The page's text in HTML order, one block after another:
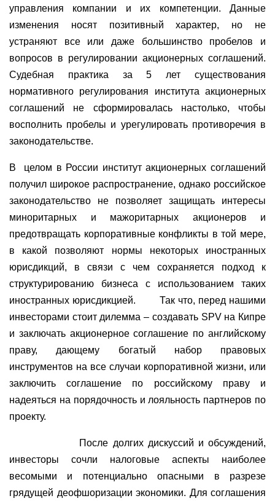
управления компании и их компетенции. Данные
изменения носят позитивный характер, но не
устраняют все или даже большинство пробелов и
вопросов в регулировании акционерных соглашений.
Судебная практика за 5 лет существования
нормативного регулирования института акционерных
соглашений не сформировалась настолько, чтобы
восполнить пробелы и урегулировать противоречия в
законодательстве.
В
целом в России институт акционерных соглашений
получил широкое распространение, однако российское
законодательство не позволяет защищать интересы
миноритарных и мажоритарных акционеров и
предотвращать корпоративные конфликты в той мере,
в какой позволяют нормы некоторых иностранных
юрисдикций, в связи с чем сохраняется подход к
структурированию бизнеса с использованием таких
иностранных юрисдикцией.
Так что, перед нашими
инвесторами стоит дилемма – создавать SPV на Кипре
и заключать акционерное соглашение по английскому
праву, дающему богатый набор правовых
инструментов на все случаи корпоративной жизни, или
заключить соглашение по российскому праву и
надеяться на порядочность и лояльность партнеров по
проекту.
После долгих дискуссий и обсуждений,
инвесторы сочли налоговые аспекты наиболее
весомыми и потенциально опасными в разрезе
грядущей деофшоризации экономики. Для соглашения